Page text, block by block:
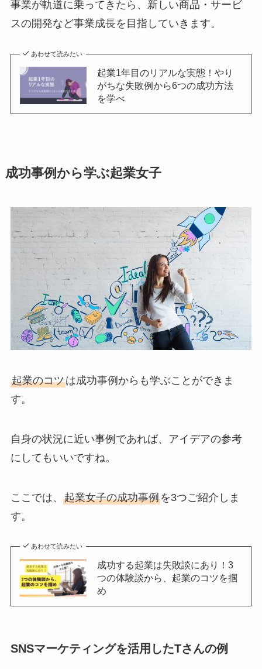
事業が軌道に乗ってきたら、新しい商品・サービ
スの開発など事業成長を目指していきます。
あわせて読みたい
起業1年目のリアルな実態！やり
がちな失敗例から6つの成功方法
を学べ
成功事例から学ぶ起業女子
起業のコツは成功事例からも学ぶことができま
す。
自身の状況に近い事例であれば、アイデアの参考
にしてもいいですね。
ここでは、 起業女子の成功事例を3つご紹介しま
す。
あわせて読みたい
成功する起業は失敗談にあり！3
つの体験談から、起業のコツを掴
め
SNSマーケティングを活用したTさんの例